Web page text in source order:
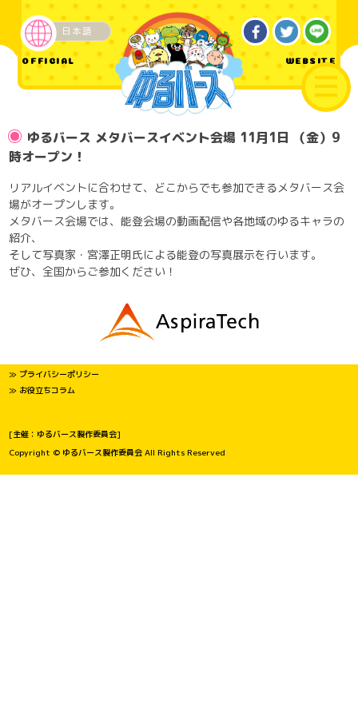
OFFICIAL WEBSITE
日本語
ゆるバース メタバースイベント会場 11月1日 （金）9
時オープン！
リアルイベントに合わせて、どこからでも参加できるメタバース会
場がオープンします。
メタバース会場では、能登会場の動画配信や各地域のゆるキャラの
紹介、
そして写真家・宮澤正明氏による能登の写真展示を行います。
ぜひ、全国からご参加ください！
≫ プライバシーポリシー
≫ お役立ちコラム
[主催：ゆるバース製作委員会]
Copyright © ゆるバース製作委員会 All Rights Reserved